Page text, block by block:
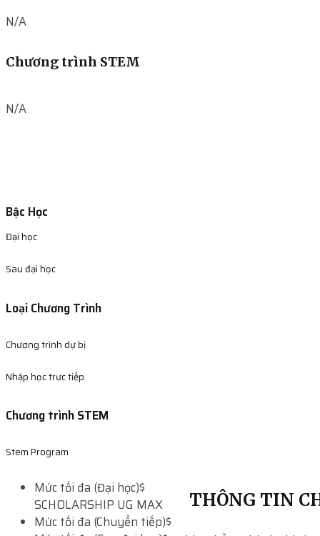
Bậc Học
Đại học
Sau đại học
Loại Chương Trình
Chương trình dự bị
Nhập học trực tiếp
Chương trình STEM
Stem Program
N/A
Chương trình STEM
N/A
Mức tối đa (Đại học)$
SCHOLARSHIP UG MAX
Mức tối đa (Chuyển tiếp)$
THÔNG TIN